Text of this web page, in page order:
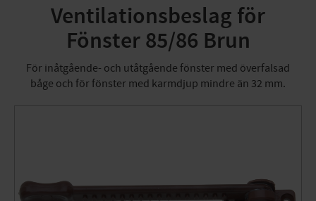
Ventilationsbeslag för
Fönster 85/86 Brun
För inåtgående- och utåtgående fönster med överfalsad
båge och för fönster med karmdjup mindre än 32 mm.